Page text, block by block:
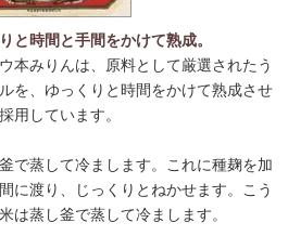
と時間と手間をかけて熟成。
本みりんは、原料として厳選されたう
を、ゆっくりと時間をかけて熟成させ
用しています。
で蒸して冷まします。これに種麹を加
に渡り、じっくりとねかせます。こう
は蒸し釜で蒸して冷まします。